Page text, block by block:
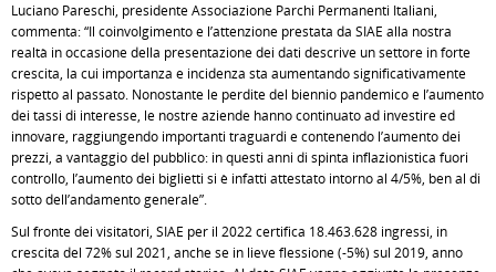
Luciano Pareschi, presidente Associazione Parchi Permanenti Italiani,
commenta: “Il coinvolgimento e l’attenzione prestata da SIAE alla nostra
realtà in occasione della presentazione dei dati descrive un settore in forte
crescita, la cui importanza e incidenza sta aumentando significativamente
rispetto al passato. Nonostante le perdite del biennio pandemico e l’aumento
dei tassi di interesse, le nostre aziende hanno continuato ad investire ed
innovare, raggiungendo importanti traguardi e contenendo l’aumento dei
prezzi, a vantaggio del pubblico: in questi anni di spinta inflazionistica fuori
controllo, l’aumento dei biglietti si è infatti attestato intorno al 4/5%, ben al di
sotto dell’andamento generale”.
Sul fronte dei visitatori, SIAE per il 2022 certifica 18.463.628 ingressi, in
crescita del 72% sul 2021, anche se in lieve flessione (-5%) sul 2019, anno